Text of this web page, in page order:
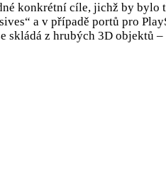
konkrétní cíle, jichž by
a v případě portů pro
skládá z hrubých 3D objektů